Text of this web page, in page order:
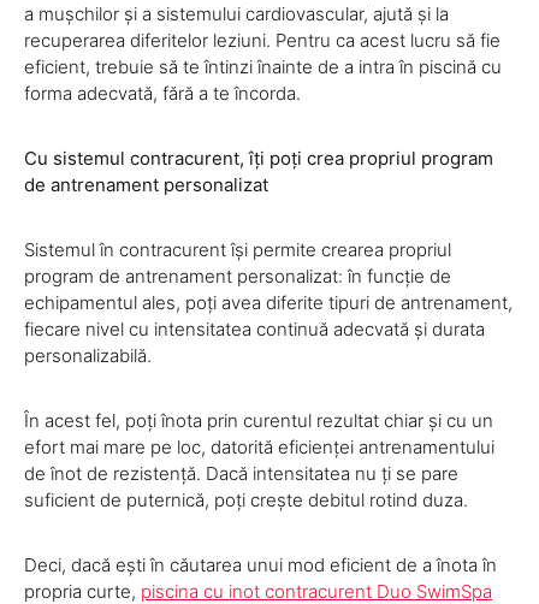
a mușchilor și a sistemului cardiovascular, ajută și la
recuperarea diferitelor leziuni. Pentru ca acest lucru să fie
eficient, trebuie să te întinzi înainte de a intra în piscină cu
forma adecvată, fără a te încorda.
Cu sistemul contracurent, îți poți crea propriul program
de antrenament personalizat
Sistemul în contracurent își permite crearea propriul
program de antrenament personalizat: în funcție de
echipamentul ales, poți avea diferite tipuri de antrenament,
fiecare nivel cu intensitatea continuă adecvată și durata
personalizabilă.
În acest fel, poți înota prin curentul rezultat chiar și cu un
efort mai mare pe loc, datorită eficienței antrenamentului
de înot de rezistență. Dacă intensitatea nu ți se pare
suficient de puternică, poți crește debitul rotind duza.
Deci, dacă ești în căutarea unui mod eficient de a înota în
propria curte, piscina cu inot contracurent Duo SwimSpa